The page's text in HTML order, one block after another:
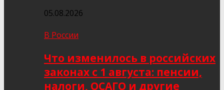
05.08.2026
В России
Что изменилось в российских
законах с 1 августа: пенсии,
налоги, ОСАГО и другие